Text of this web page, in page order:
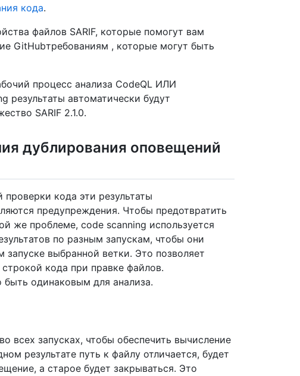
кода.
файлов SARIF, которые помогут вам
GitHubтребованиям , которые могут быть
процесс анализа CodeQL ИЛИ
результаты автоматически будут
SARIF 2.1.0.
дублирования оповещений
кода эти результаты
предупреждения. Чтобы предотвратить
же проблеме, code scanning используется
по разным запускам, чтобы они
запуске выбранной ветки. Это позволяет
кода при правке файлов.
быть одинаковым для анализа.
всех запусках, чтобы обеспечить вычисление
результате путь к файлу отличается, будет
а старое будет закрываться. Это